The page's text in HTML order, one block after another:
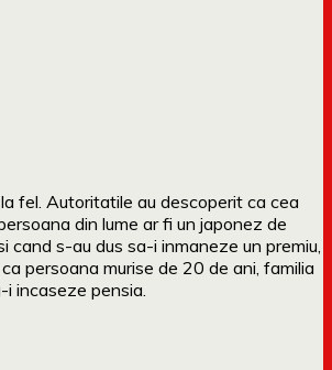
fel. Autoritatile au descoperit ca cea
din lume ar fi un japonez de
cand s-au dus sa-i inmaneze un premiu,
persoana murise de 20 de ani, familia
i incaseze pensia.